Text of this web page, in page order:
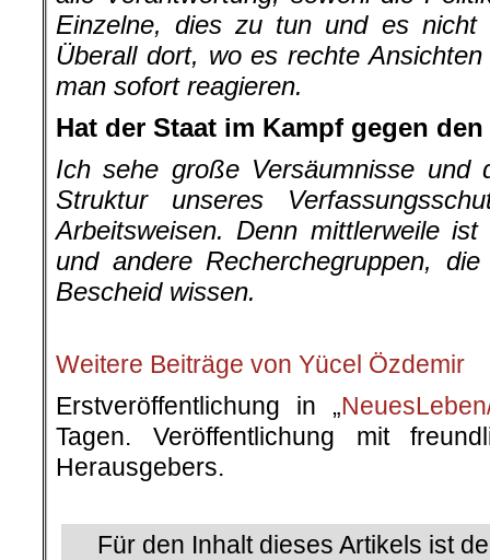
Einzelne, dies zu tun und es nicht
Überall dort, wo es rechte
man sofort reagieren.
Hat der Staat im Kampf gegen
Ich sehe große Versäumnisse
Struktur unseres
Arbeitsweisen. Denn mittlerweile
und andere Recherchegruppen,
Bescheid wissen.
Weitere Beiträge von Yücel Özdemir
Erstveröffentlichung in „
Tagen. Veröffentlichung mit
Herausgebers.
Für den Inhalt dieses Artikels ist